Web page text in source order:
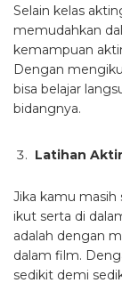
Selain kelas
memudahkan
kemampuan
Dengan
bisa belajar
bidangnya.
Latihan
Jika kamu
ikut serta di
adalah dengan
dalam film.
sedikit demi